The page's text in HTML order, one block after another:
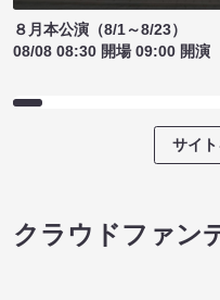
８月本公演（8/1～8/23）
08/08 08:30 開場 09:00 開演
サイ
クラウドファン